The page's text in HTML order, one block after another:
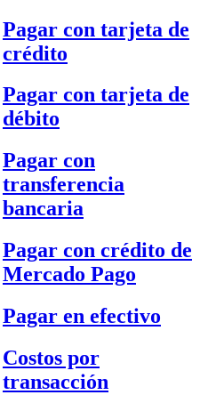
Pagar con tarjeta de
crédito
Pagar con tarjeta de
débito
Pagar con
transferencia
bancaria
Pagar con crédito de
Mercado Pago
Pagar en efectivo
Costos por
transacción